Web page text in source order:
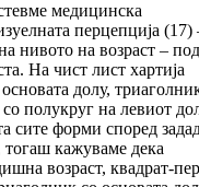
ме­дицинска
перцепција (17)
нивото на воз­раст –
На чист лист хартија
долу,
полукруг на левиот
сите форми според
тогаш кажуваме дека
возраст, квадрат-